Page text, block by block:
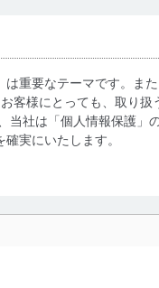
重要なテーマです。ま
客様にとっても、取り扱
社は「個人情報保護」
実にいたします。
同意を得たうえで利用